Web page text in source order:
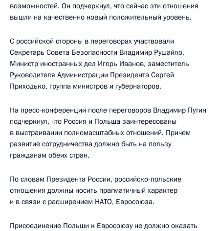
возможностей. Он подчеркнул, что сейчас эти отношения
вышли на качественно новый положительный уровень.
С российской стороны в переговорах участвовали
Секретарь Совета Безопасности Владимир Рушайло,
Министр иностранных дел Игорь Иванов, заместитель
Руководителя Администрации Президента Сергей
Приходько, группа министров и губернаторов.
На пресс-конференции после переговоров Владимир Путин
подчеркнул, что Россия и Польша заинтересованы
в выстраивании полномасштабных отношений. Причем
развитие сотрудничества должно быть на пользу
гражданам обеих стран.
По словам Президента России, российско-польские
отношения должны носить прагматичный характер
и в связи с расширением НАТО, Евросоюза.
Присоединение Польши к Евросоюзу не должно оказать